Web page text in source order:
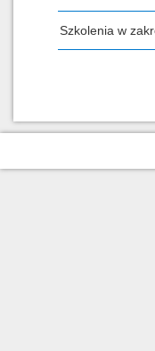
Szkolenia w